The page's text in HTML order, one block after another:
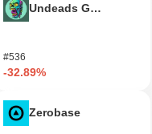
(ETH)
Undeads Games
#536
-32.89%
Zerobase